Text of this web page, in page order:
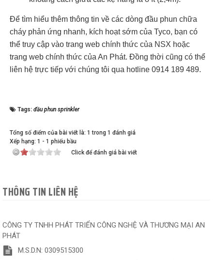
Để tìm hiểu thêm thông tin về các dòng đầu phun chữa
cháy phản ứng nhanh, kích hoạt sớm của Tyco, bạn có
thể truy cập vào trang web chính thức của NSX hoặc
trang web chính thức của An Phát. Đồng thời cũng có thể
liên hệ trực tiếp với chúng tôi qua hotline 0914 189 489.
Tags: đầu phun sprinkler
Tổng số điểm của bài viết là: 1 trong 1 đánh giá
Xếp hạng: 1 - 1 phiếu bầu
Click để đánh giá bài viết
THÔNG TIN LIÊN HỆ
CÔNG TY TNHH PHÁT TRIỂN CÔNG NGHỆ VÀ THƯƠNG MẠI AN
PHÁT
M.S.D.N: 0309515300